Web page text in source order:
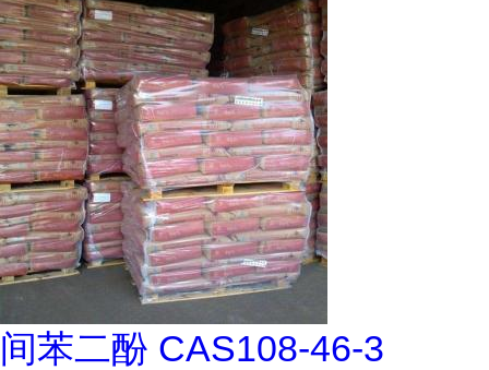
间苯二酚 CAS108-46-3